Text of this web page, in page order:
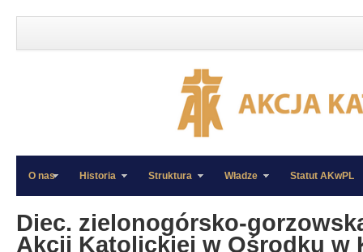
»
»
O nas Historia Struktura Władze Statut AKwPL
Diec. zielonogórsko-
Akcji Katolickiej w Ośrodku w